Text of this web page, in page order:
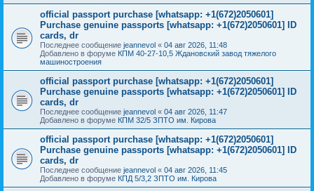
official passport purchase [whatsapp: +1(672)2050601]
Purchase genuine passports [whatsapp: +1(672)2050601] ID
cards, dr
Последнее сообщение jeannevol « 04 авг 2026, 11:48
Добавлено в форуме КПМ 40-27-10,5 Ждановский завод тяжелого
машиностроения
official passport purchase [whatsapp: +1(672)2050601]
Purchase genuine passports [whatsapp: +1(672)2050601] ID
cards, dr
Последнее сообщение jeannevol « 04 авг 2026, 11:47
Добавлено в форуме КПМ 32/5 ЗПТО им. Кирова
official passport purchase [whatsapp: +1(672)2050601]
Purchase genuine passports [whatsapp: +1(672)2050601] ID
cards, dr
Последнее сообщение jeannevol « 04 авг 2026, 11:45
Добавлено в форуме КПД 5/3,2 ЗПТО им. Кирова